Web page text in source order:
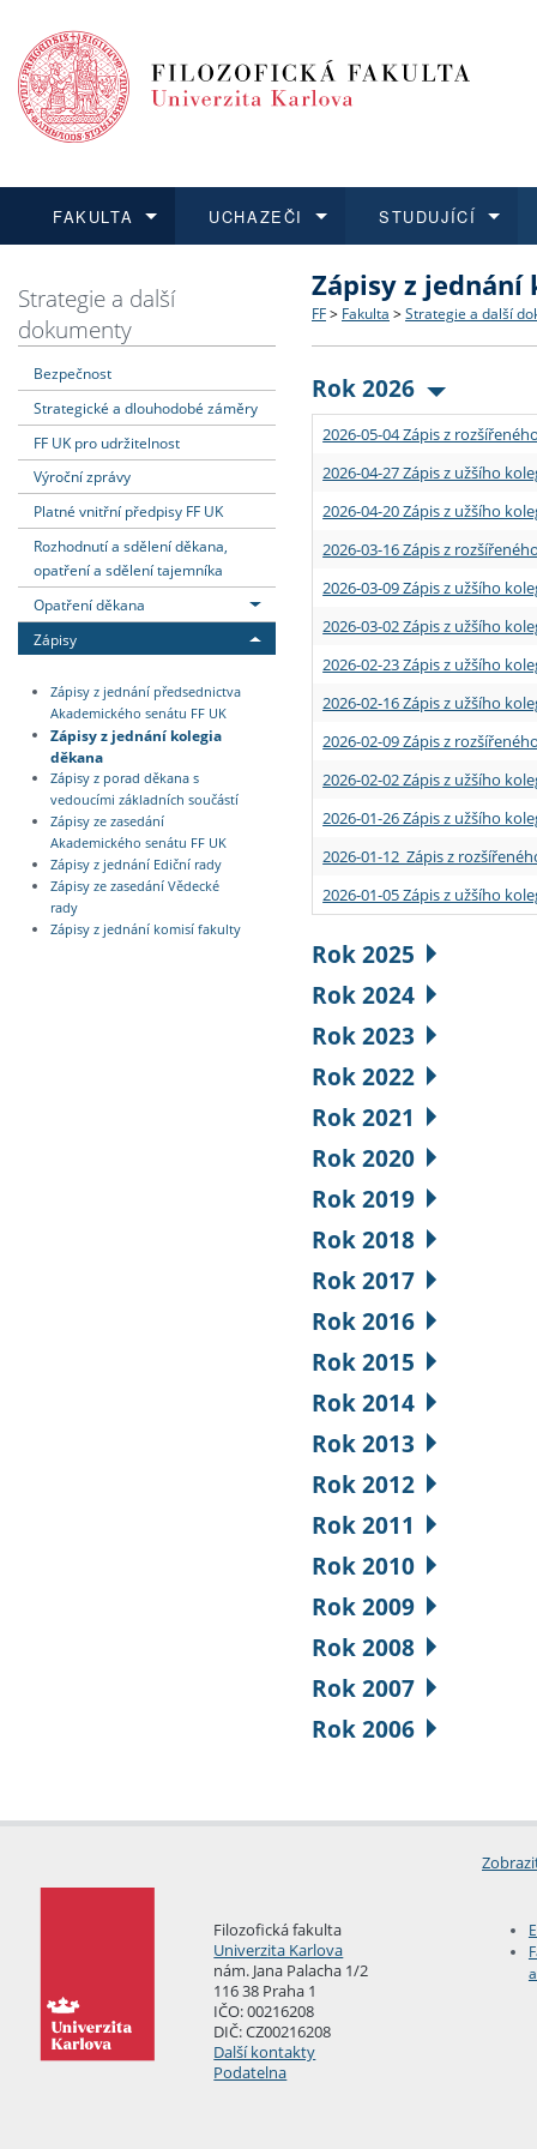
FAKULTA
Dozvědět se více
Struktura a historie
Strategie a další
Podpora a benefity pro
Absolventi fakulty
UCHAZEČI
Podat přihlášku
Co studovat a jak se
Učitelské studijní
Informace k průběhu
STUDUJÍCÍ
Dozvědět se více
Bakalářské a magisterské
Doktorské studium
Rigorózní řízení
Dozvědět se více
O vědě a výzkumu na FF
Akademické kvalifikace
Granty a projekty
Dozvědět se více
Aktuální nabídky a
Vyjíždějící studenti
Přijíždějící studenti
Vyjíždějící zaměstnanci
Strategie a další
dokumenty
Bezpečnost
Strategické a dlouhodobé záměry
FF UK pro udržitelnost
Výroční zprávy
Platné vnitřní předpisy FF UK
Rozhodnutí a sdělení děkana,
opatření a sdělení tajemníka
Opatření děkana
Zápisy
Zápisy z jednání předsednictva
Akademického senátu FF UK
Zápisy z jednání kolegia
děkana
Zápisy z porad děkana s
vedoucími základních součástí
Zápisy ze zasedání
Akademického senátu FF UK
Zápisy z jednání Ediční rady
Zápisy ze zasedání Vědecké
rady
Zápisy z jednání komisí fakulty
Zápisy z jednání
FF > Fakulta > Strategie a další
Rok 2026
2026-05-04 Zápis z
2026-04-27 Zápis z užšího
2026-04-20 Zápis z užšího
2026-03-16 Zápis z
2026-03-09 Zápis z užšího
2026-03-02 Zápis z užšího
2026-02-23 Zápis z užšího
2026-02-16 Zápis z užšího
2026-02-09 Zápis z
2026-02-02 Zápis z užšího
2026-01-26 Zápis z užšího
2026-01-12 Zápis z
2026-01-05 Zápis z užšího
Rok 2025
Rok 2024
Rok 2023
Rok 2022
Rok 2021
Rok 2020
Rok 2019
Rok 2018
Rok 2017
Rok 2016
Rok 2015
Rok 2014
Rok 2013
Rok 2012
Rok 2011
Rok 2010
Rok 2009
Rok 2008
Rok 2007
Rok 2006
Filozofická fakulta
Univerzita Karlova
nám. Jana Palacha 1/2
116 38 Praha 1
IČO: 00216208
DIČ: CZ00216208
Další kontakty
Podatelna